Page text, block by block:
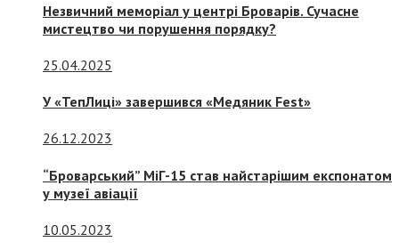
Незвичний меморіал у центрі Броварів. Сучасне
мистецтво чи порушення порядку?
25.04.2025
У «ТепЛиці» завершився «Медяник Fest»
26.12.2023
“Броварський” МіГ-15 став найстарішим експонатом
у музеї авіації
10.05.2023